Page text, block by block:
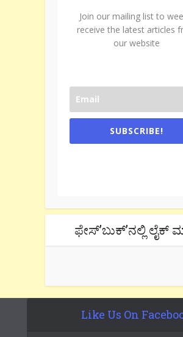
Join our mailing list to
receive the latest articles
our website
SUBSCRIBE!
ಫೇಸ್’ಬುಕ್’ನಲ್ಲಿ ಲೈಕ್
Like Us On